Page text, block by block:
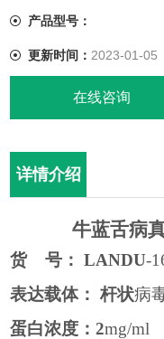
产品型号：
更新时间： 2023-01-05
在线咨询
详情介绍
牛蓝舌病
货 号： LANDU-
表达载体： 杆状病
蛋白浓度：2mg/ml